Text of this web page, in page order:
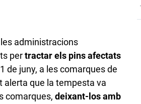
administracions
pertractar els pins afectats
de juny, a les comarques de
alerta que la tempesta va
comarques, deixant-los amb